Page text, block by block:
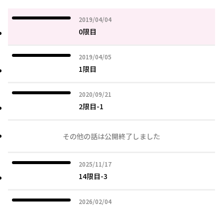
2019/04/04
2019年04月04日
0限目
2019/04/05
2019年04月05日
1限目
2020/09/21
2020年09月21日
2限目-1
その他の話は公開終了しました
2025/11/17
2025年11月17日
14限目-3
2026/02/04
2026年02月04日